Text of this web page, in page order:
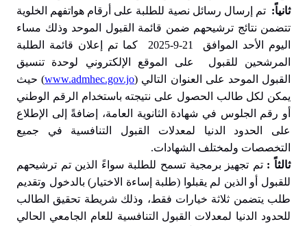
ثانياً: تم إرسال رسائل نصية للطلبة على أرقام هواتفهم الخلوية
تتضمن نتائج ترشيحهم ضمن قائمة القبول الموحد وذلك مساء
اليوم الأحد الموافق 21-9-2025 كما تم إعلان قائمة الطلبة
المرشحين للقبول على الموقع الإلكتروني لوحدة تنسيق
القبول الموحد على العنوان التالي (www.admhec.gov.jo) حيث
يمكن لكل طالب الحصول على نتيجته باستخدام الرقم الوطني
أو رقم الجلوس في شهادة الثانوية العامة، إضافةً إلى الإطلاع
على الحدود الدنيا لمعدلات القبول التنافسية في جميع
التخصصات ولمختلف الشهادات.
ثالثاً : تم تجهيز برمجية تسمح للطلبة سواءً الذين تم ترشيحهم
للقبول أو الذين لم يقبلوا (طلبة إساءة الاختيار) بالدخول وتقديم
طلب يتضمن ثلاثة خيارات فقط، وذلك شريطة تحقيق الطالب
للحدود الدنيا لمعدلات القبول التنافسية للعام الجامعي الحالي